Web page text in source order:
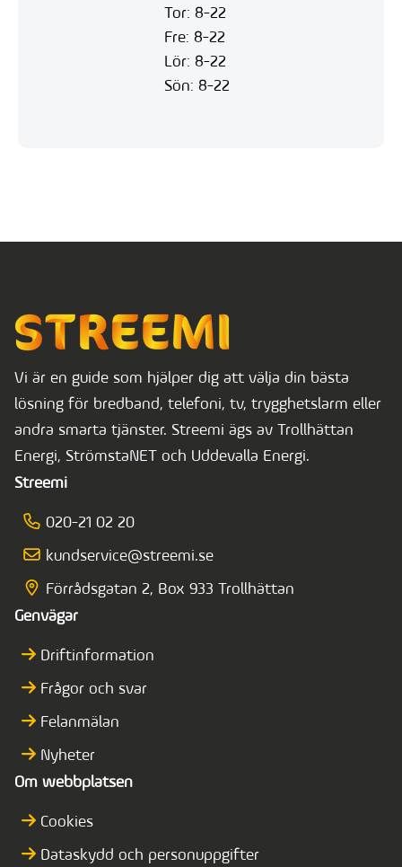
Tor: 8-22
Fre: 8-22
Lör: 8-22
Sön: 8-22
Vi är en guide som hjälper dig att välja din bästa
lösning för bredband, telefoni, tv, trygghetslarm eller
andra smarta tjänster. Streemi ägs av Trollhättan
Energi, StrömstaNET och Uddevalla Energi.
Streemi
020-21 02 20
kundservice@streemi.se
Förrådsgatan 2, Box 933 Trollhättan
Genvägar
Driftinformation
Frågor och svar
Felanmälan
Nyheter
Om webbplatsen
Cookies
Dataskydd och personuppgifter